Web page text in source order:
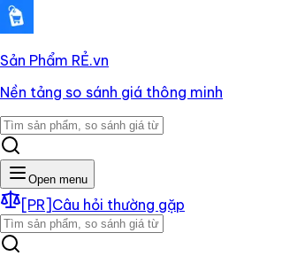
Sản Phẩm RẺ.vn
Nền tảng so sánh giá thông minh
Open menu
[PR] Câu hỏi thường gặp